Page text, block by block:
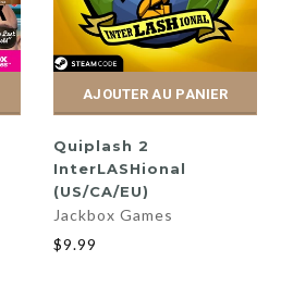
AJOUTER AU PANIER
Quiplash 2
InterLASHional
(US/CA/EU)
Jackbox Games
$9.99